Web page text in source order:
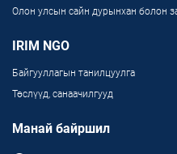
Олон улсын сайн дурынхан болон
IRIM NGO
Байгууллагын танилцуулга
Төслүүд, санаачилгууд
Манай байршил